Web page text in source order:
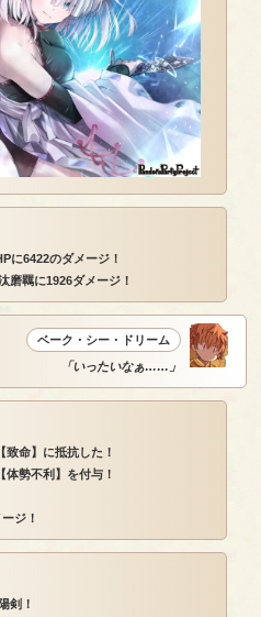
に6422のダメージ！
羈に1926ダメージ！
ベーク・シー・ドリーム
「いったいなぁ……」
命】に抵抗した！
勢不利】を付与！
ジ！
剣！